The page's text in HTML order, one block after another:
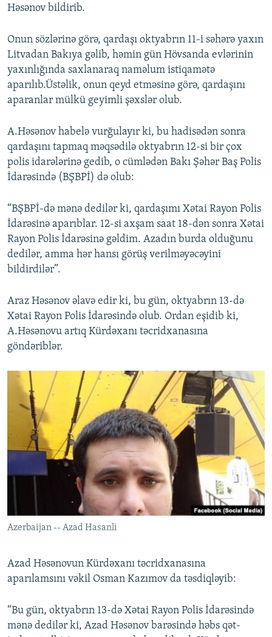
Həsənov bildirib.
Onun sözlərinə görə, qardaşı oktyabrın 11-i səhərə yaxın
Litvadan Bakıya gəlib, həmin gün Hövsanda evlərinin
yaxınlığında saxlanaraq naməlum istiqamətə
aparılıb.Üstəlik, onun qeyd etməsinə görə, qardaşını
aparanlar mülkü geyimli şəxslər olub.
A.Həsənov habelə vurğulayır ki, bu hadisədən sonra
qardaşını tapmaq məqsədilə oktyabrın 12-si bir çox
polis idarələrinə gedib, o cümlədən Bakı Şəhər Baş Polis
İdarəsində (BŞBPİ) də olub:
“BŞBPİ-də mənə dedilər ki, qardaşımı Xətai Rayon Polis
İdarəsinə aparıblar. 12-si axşam saat 18-dən sonra Xətai
Rayon Polis İdarəsinə gəldim. Azadın burda olduğunu
dedilər, amma hər hansı görüş verilməyəcəyini
bildirdilər”.
Araz Həsənov əlavə edir ki, bu gün, oktyabrın 13-də
Xətai Rayon Polis İdarəsində olub. Ordan eşidib ki,
A.Həsənovu artıq Kürdəxanı təcridxanasına
göndəriblər.
Azerbaijan -- Azad Hasanli
Azad Həsənovun Kürdəxanı təcridxanasına
aparılamsını vəkil Osman Kazımov da təsdiqləyib:
“Bu gün, oktyabrın 13-də Xətai Rayon Polis İdarəsində
mənə dedilər ki, Azad Həsənov barəsində həbs qət-